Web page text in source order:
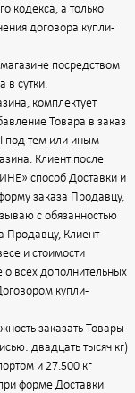
кодекса, а только
договора купли-
посредством
в сутки.
комплектует
Товара в заказ
под тем или иным
Клиент после
способ Доставки и
заказа Продавцу,
с обязанностью
Продавцу, Клиент
и стоимости
всех дополнительных
купли-
заказать Товары
двадцать тысяч кг)
и 27.500 кг
форме Доставки